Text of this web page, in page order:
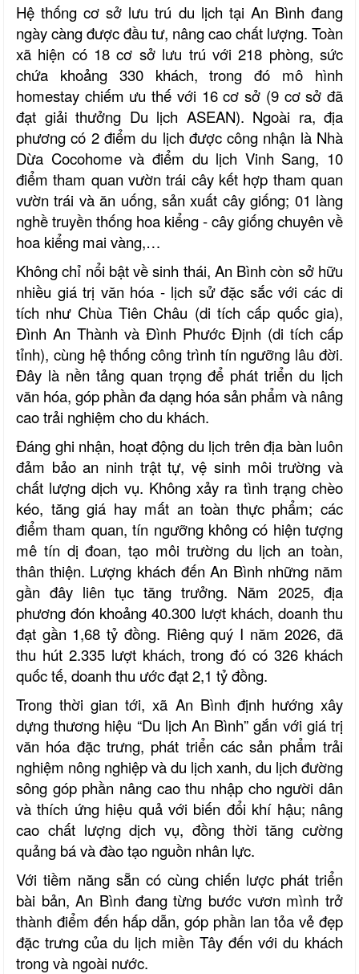
Hệ thống cơ sở lưu trú du lịch tại An Bình đang
ngày càng được đầu tư, nâng cao chất lượng. Toàn
xã hiện có 18 cơ sở lưu trú với 218 phòng, sức
chứa khoảng 330 khách, trong đó mô hình
homestay chiếm ưu thế với 16 cơ sở (9 cơ sở đã
đạt giải thưởng Du lịch ASEAN). Ngoài ra, địa
phương có 2 điểm du lịch được công nhận là Nhà
Dừa Cocohome và điểm du lịch Vinh Sang, 10
điểm tham quan vườn trái cây kết hợp tham quan
vườn trái và ăn uống, sản xuất cây giống; 01 làng
nghề truyền thống hoa kiểng - cây giống chuyên về
hoa kiểng mai vàng,…
Không chỉ nổi bật về sinh thái, An Bình còn sở hữu
nhiều giá trị văn hóa - lịch sử đặc sắc với các di
tích như Chùa Tiên Châu (di tích cấp quốc gia),
Đình An Thành và Đình Phước Định (di tích cấp
tỉnh), cùng hệ thống công trình tín ngưỡng lâu đời.
Đây là nền tảng quan trọng để phát triển du lịch
văn hóa, góp phần đa dạng hóa sản phẩm và nâng
cao trải nghiệm cho du khách.
Đáng ghi nhận, hoạt động du lịch trên địa bàn luôn
đảm bảo an ninh trật tự, vệ sinh môi trường và
chất lượng dịch vụ. Không xảy ra tình trạng chèo
kéo, tăng giá hay mất an toàn thực phẩm; các
điểm tham quan, tín ngưỡng không có hiện tượng
mê tín dị đoan, tạo môi trường du lịch an toàn,
thân thiện. Lượng khách đến An Bình những năm
gần đây liên tục tăng trưởng. Năm 2025, địa
phương đón khoảng 40.300 lượt khách, doanh thu
đạt gần 1,68 tỷ đồng. Riêng quý I năm 2026, đã
thu hút 2.335 lượt khách, trong đó có 326 khách
quốc tế, doanh thu ước đạt 2,1 tỷ đồng.
Trong thời gian tới, xã An Bình định hướng xây
dựng thương hiệu “Du lịch An Bình” gắn với giá trị
văn hóa đặc trưng, phát triển các sản phẩm trải
nghiệm nông nghiệp và du lịch xanh, du lịch đường
sông góp phần nâng cao thu nhập cho người dân
và thích ứng hiệu quả với biến đổi khí hậu; nâng
cao chất lượng dịch vụ, đồng thời tăng cường
quảng bá và đào tạo nguồn nhân lực.
Với tiềm năng sẵn có cùng chiến lược phát triển
bài bản, An Bình đang từng bước vươn mình trở
thành điểm đến hấp dẫn, góp phần lan tỏa vẻ đẹp
đặc trưng của du lịch miền Tây đến với du khách
trong và ngoài nước.